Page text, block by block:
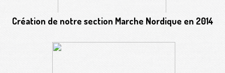
Création de notre section Marche Nordique en 2014